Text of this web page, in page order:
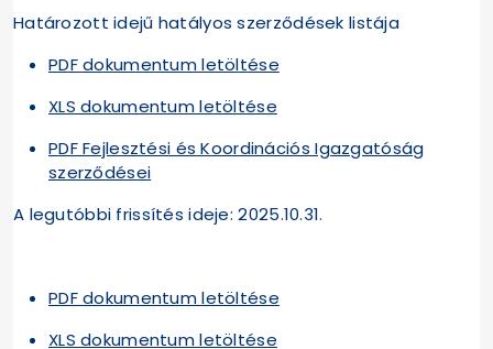
Határozott idejű hatályos szerződések listája
PDF dokumentum letöltése
XLS dokumentum letöltése
PDF Fejlesztési és Koordinációs Igazgatóság
szerződései
A legutóbbi frissítés ideje: 2025.10.31.
PDF dokumentum letöltése
XLS dokumentum letöltése